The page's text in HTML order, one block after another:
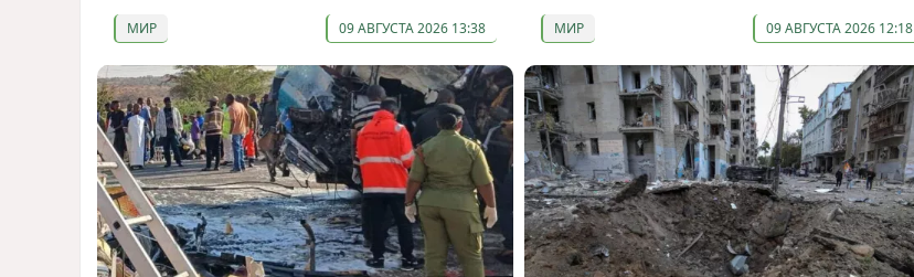
МИР 09 АВГУСТА 2026 13:38 МИР 09 АВГУСТА 2026 12:18